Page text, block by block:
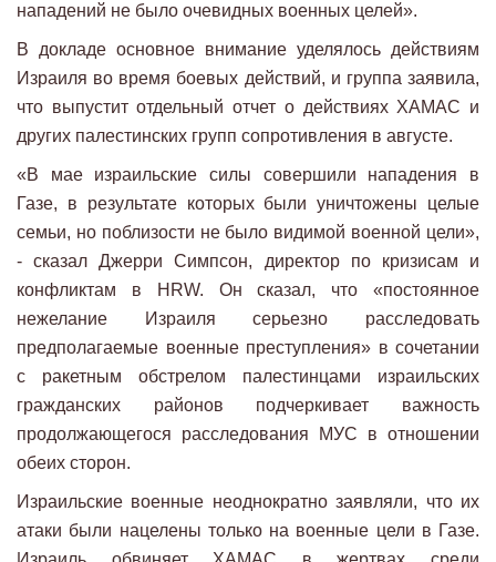
нападений не было очевидных военных целей».
В докладе основное внимание уделялось действиям
Израиля во время боевых действий, и группа заявила,
что выпустит отдельный отчет о действиях ХАМАС и
других палестинских групп сопротивления в августе.
«В мае израильские силы совершили нападения в
Газе, в результате которых были уничтожены целые
семьи, но поблизости не было видимой военной цели»,
- сказал Джерри Симпсон, директор по кризисам и
конфликтам в HRW. Он сказал, что «постоянное
нежелание Израиля серьезно расследовать
предполагаемые военные преступления» в сочетании
с ракетным обстрелом палестинцами израильских
гражданских районов подчеркивает важность
продолжающегося расследования МУС в отношении
обеих сторон.
Израильские военные неоднократно заявляли, что их
атаки были нацелены только на военные цели в Газе.